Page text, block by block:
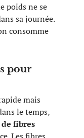
poids ne se
sa journée.
consomme
pour
mais
le temps,
fibres
Les fibres